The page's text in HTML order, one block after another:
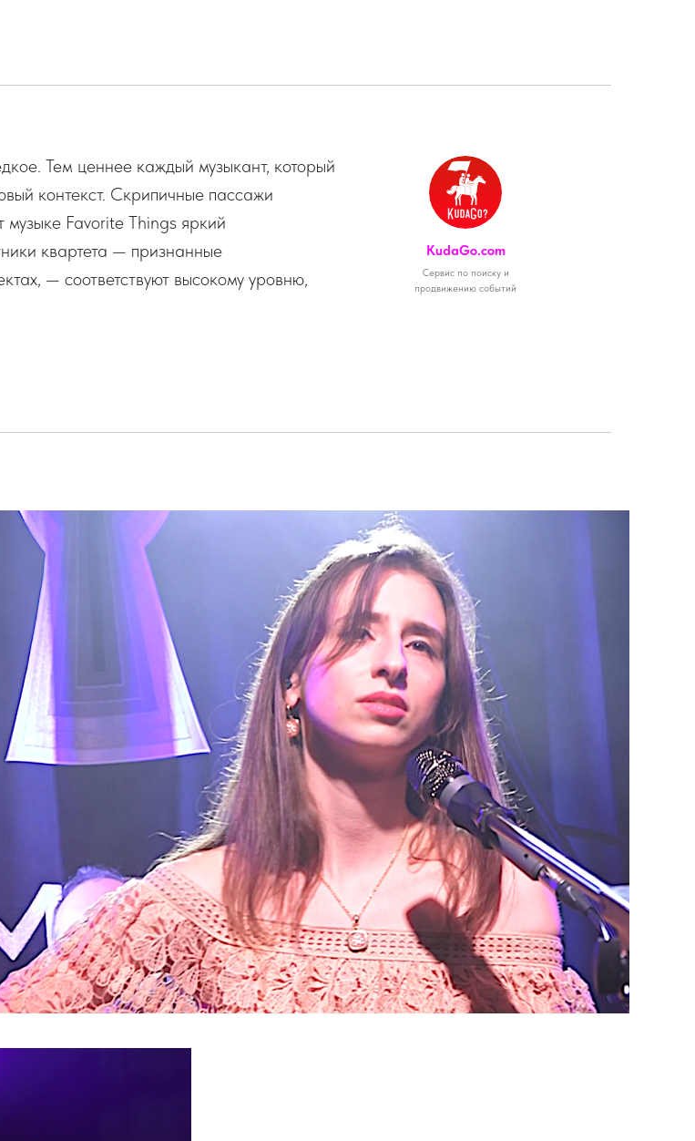
Тем ценнее каждый музыкант, который
контекст. Скрипичные пассажи
Favorite Things яркий
квартета — признанные
— соответствуют высокому уровню,
KudaGo.com
Cервис по поиску и
продвижению событий